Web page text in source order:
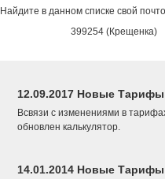
Найдите в данном списке свой
399254 (Крещенка)
12.09.2017 Новые Тарифы
Всвязи с изменениями в
обновлен калькулятор.
14.01.2014 Новые Тарифы